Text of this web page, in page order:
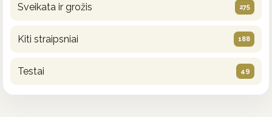
Sveikata ir grožis 275
Kiti straipsniai 188
Testai 49